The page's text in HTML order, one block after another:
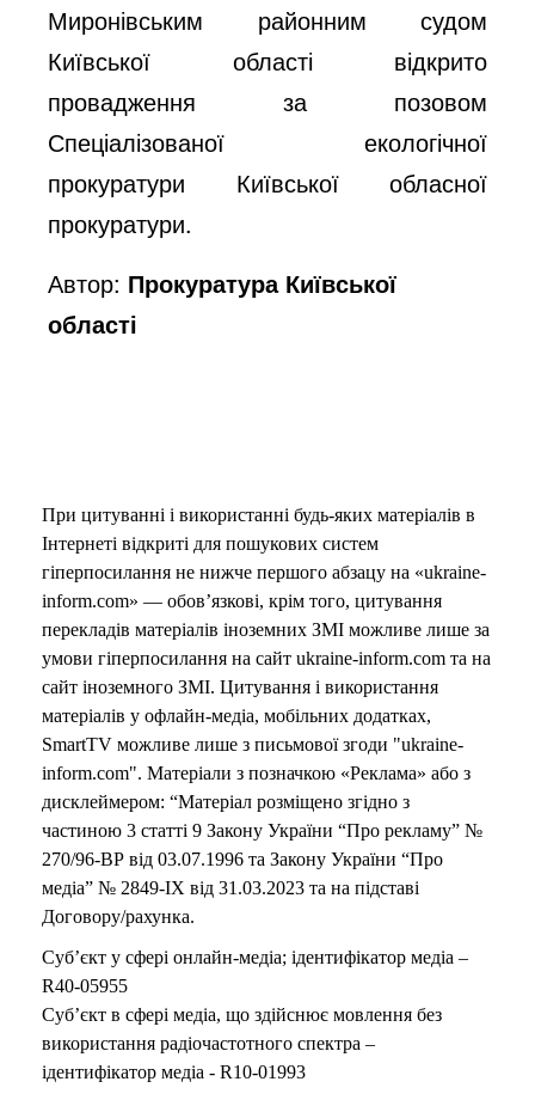
Миронівським районним судом
Київської області відкрито
провадження за позовом
Спеціалізованої екологічної
прокуратури Київської обласної
прокуратури.
Автор: Прокуратура Київської
області
При цитуванні і використанні будь-яких матеріалів в
Інтернеті відкриті для пошукових систем
гіперпосилання не нижче першого абзацу на «ukraine-
inform.com» — обов’язкові, крім того, цитування
перекладів матеріалів іноземних ЗМІ можливе лише за
умови гіперпосилання на сайт ukraine-inform.com та на
сайт іноземного ЗМІ. Цитування і використання
матеріалів у офлайн-медіа, мобільних додатках,
SmartTV можливе лише з письмової згоди "ukraine-
inform.com". Матеріали з позначкою «Реклама» або з
дисклеймером: “Матеріал розміщено згідно з
частиною 3 статті 9 Закону України “Про рекламу” №
270/96-ВР від 03.07.1996 та Закону України “Про
медіа” № 2849-IX від 31.03.2023 та на підставі
Договору/рахунка.
Суб’єкт у сфері онлайн-медіа; ідентифікатор медіа –
R40-05955
Суб’єкт в сфері медіа, що здійснює мовлення без
використання радіочастотного спектра –
ідентифікатор медіа - R10-01993